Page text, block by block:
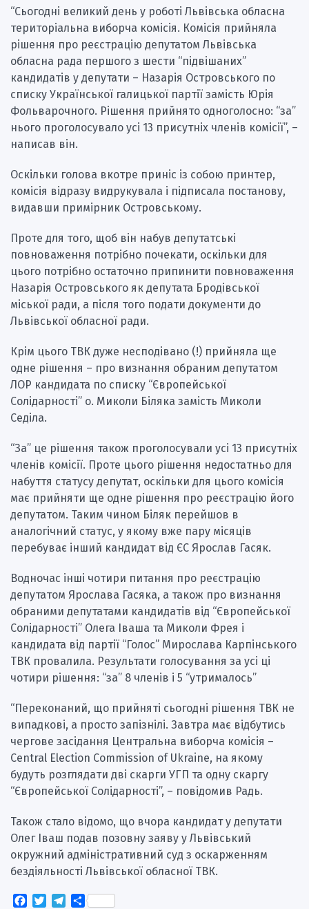
“Сьогодні великий день у роботі Львівська обласна
територіальна виборча комісія. Комісія прийняла
рішення про реєстрацію депутатом Львівська
обласна рада першого з шести “підвішаних”
кандидатів у депутати – Назарія Островського по
списку Української галицької партії замість Юрія
Фольварочного. Рішення прийнято одноголосно: “за”
нього проголосувало усі 13 присутніх членів комісії”, –
написав він.
Оскільки голова вкотре приніс із собою принтер,
комісія відразу видрукувала і підписала постанову,
видавши примірник Островському.
Проте для того, щоб він набув депутатські
повноваження потрібно почекати, оскільки для
цього потрібно остаточно припинити повноваження
Назарія Островського як депутата Бродівської
міської ради, а після того подати документи до
Львівської обласної ради.
Крім цього ТВК дуже несподівано (!) прийняла ще
одне рішення – про визнання обраним депутатом
ЛОР кандидата по списку “Європейської
Солідарності” о. Миколи Біляка замість Миколи
Седіла.
“За” це рішення також проголосували усі 13 присутніх
членів комісії. Проте цього рішення недостатньо для
набуття статусу депутат, оскільки для цього комісія
має прийняти ще одне рішення про реєстрацію його
депутатом. Таким чином Біляк перейшов в
аналогічний статус, у якому вже пару місяців
перебуває інший кандидат від ЄС Ярослав Гасяк.
Водночас інші чотири питання про реєстрацію
депутатом Ярослава Гасяка, а також про визнання
обраними депутатами кандидатів від “Європейської
Солідарності” Олега Іваша та Миколи Фрея і
кандидата від партії “Голос” Мирослава Карпінського
ТВК провалила. Результати голосування за усі ці
чотири рішення: “за” 8 членів і 5 “утрималось”
“Переконаний, що прийняті сьогодні рішення ТВК не
випадкові, а просто запізнілі. Завтра має відбутись
чергове засідання Центральна виборча комісія –
Central Election Commission of Ukraine, на якому
будуть розглядати дві скарги УГП та одну скаргу
“Європейської Солідарності”, – повідомив Радь.
Також стало відомо, що вчора кандидат у депутати
Олег Іваш подав позовну заяву у Львівський
окружний адміністративний суд з оскарженням
бездіяльності Львівської обласної ТВК.
Facebook
TwitterTelegram
Поділитися